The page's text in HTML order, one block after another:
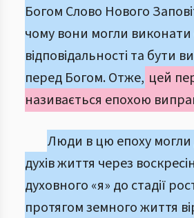
Богом Слово Нового
чому вони могли виконати
відповідальності та бути
перед Богом. Отже, цей
називається епохою
Люди в цю епоху могли
духів життя через
духовного «я» до стадії
протягом земного життя